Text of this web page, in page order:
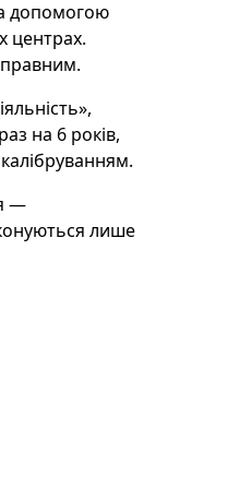
допомогою
центрах.
на 6 років,
—
лише